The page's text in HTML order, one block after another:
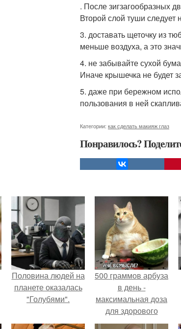
. После зигзагообразных
Второй слой туши следует
3. доставать щеточку из
меньше воздуха, а это
4. не забывайте сухой
Иначе крышечка не будет
5. даже при бережном
пользования в ней
Категории: как сделать макияж глаз
Понравилось?
Половина людей на
планете оказалась
"Голубями".
500 граммов арбуза
в день -
максимальная доза
для здорового
взрослого,